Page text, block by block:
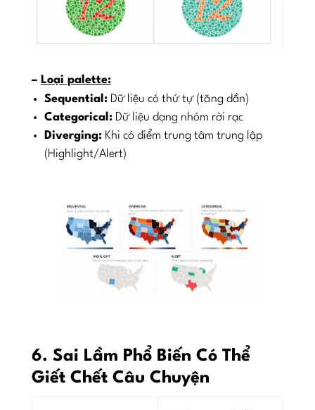
– Loại palette:
Sequential:Dữ liệu có thứ tự (tăng dần)
Categorical:Dữ liệu dạng nhóm rời rạc
Diverging:Khi có điểm trung tâm trung lập
(Highlight/Alert)
6. Sai Lầm Phổ Biến Có Thể
Giết Chết Câu Chuyện